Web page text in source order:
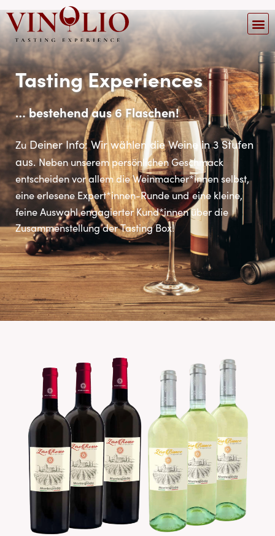
Tasting Experiences
… bestehend aus 6 Flaschen!
Zu Deiner Info: Wir wählen die Weine in 3 Stufen
aus.Neben unserem persönlichen Geschmack
entscheiden vor allem die Weinmacher*innen selbst,
eine erlesene Expert*innen-Runde und eine kleine,
feine Auswahl engagierter Kund*innen über die
Zusammenstellung der Tasting Box!